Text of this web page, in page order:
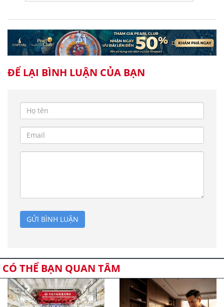
ĐỂ LẠI BÌNH LUẬN CỦA BẠN
GỬI BÌNH LUẬN
CÓ THỂ BẠN QUAN TÂM